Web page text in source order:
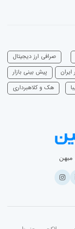
صرافی ارز دیجیتال
ایران
پیش بینی بازار
هک و کلاهبرداری